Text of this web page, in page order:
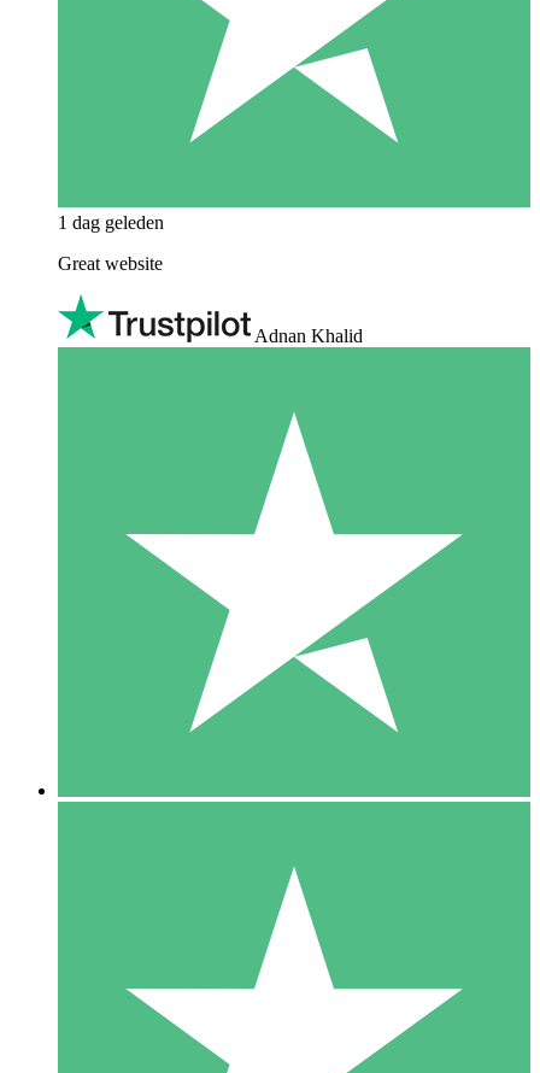
1 dag geleden
Great website
Adnan Khalid